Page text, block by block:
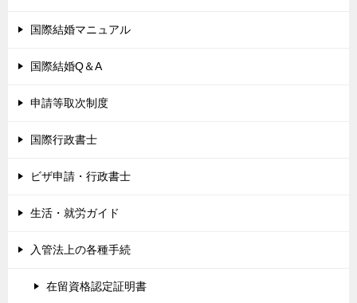
国際結婚マニュアル
国際結婚Q＆A
申請等取次制度
国際行政書士
ビザ申請・行政書士
生活・就労ガイド
入管法上の各種手続
在留資格認定証明書